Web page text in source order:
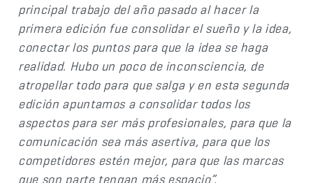
principal trabajo del año pasado al hacer la
primera edición fue consolidar el sueño y la idea,
conectar los puntos para que la idea se haga
realidad. Hubo un poco de inconsciencia, de
atropellar todo para que salga y en esta segunda
edición apuntamos a consolidar todos los
aspectos para ser más profesionales, para que la
comunicación sea más asertiva, para que los
competidores estén mejor, para que las marcas
que son parte tengan más espacio”.